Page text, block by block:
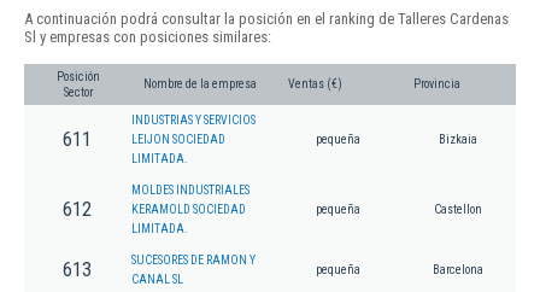
A continuación podrá consultar la posición en el ranking de Talleres Cardenas
Sl y empresas con posiciones similares:
Posición
Sector
Nombre de la empresa Ventas (€) Provincia
611
INDUSTRIAS Y SERVICIOS
LEIJON SOCIEDAD
LIMITADA.
pequeña Bizkaia
612
MOLDES INDUSTRIALES
KERAMOLD SOCIEDAD
LIMITADA.
pequeña Castellon
613
SUCESORES DE RAMON Y
CANAL SL
pequeña Barcelona